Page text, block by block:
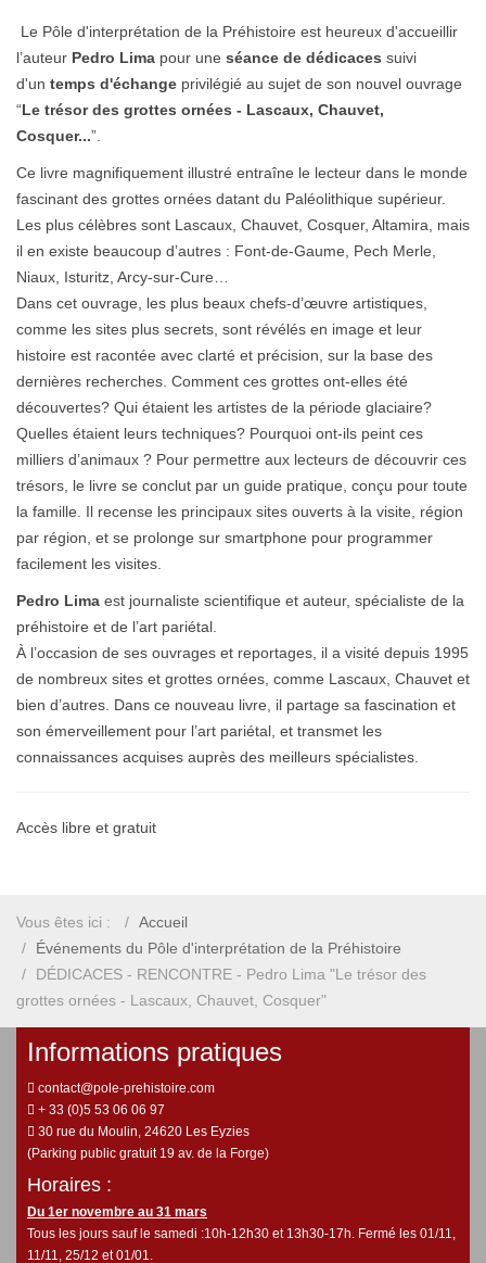
Le Pôle d'interprétation de la Préhistoire est heureux d'accueillir
l’auteur Pedro Lima pour une séance de dédicaces suivi
d'un temps d'échange privilégié au sujet de son nouvel ouvrage
“Le trésor des grottes ornées - Lascaux, Chauvet,
Cosquer...”.
Ce livre magnifiquement illustré entraîne le lecteur dans le monde
fascinant des grottes ornées datant du Paléolithique supérieur.
Les plus célèbres sont Lascaux, Chauvet, Cosquer, Altamira, mais
il en existe beaucoup d’autres : Font-de-Gaume, Pech Merle,
Niaux, Isturitz, Arcy-sur-Cure…
Dans cet ouvrage, les plus beaux chefs-d’œuvre artistiques,
comme les sites plus secrets, sont révélés en image et leur
histoire est racontée avec clarté et précision, sur la base des
dernières recherches. Comment ces grottes ont-elles été
découvertes? Qui étaient les artistes de la période glaciaire?
Quelles étaient leurs techniques? Pourquoi ont-ils peint ces
milliers d’animaux ? Pour permettre aux lecteurs de découvrir ces
trésors, le livre se conclut par un guide pratique, conçu pour toute
la famille. Il recense les principaux sites ouverts à la visite, région
par région, et se prolonge sur smartphone pour programmer
facilement les visites.
Pedro Lima est journaliste scientifique et auteur, spécialiste de la
préhistoire et de l’art pariétal.
À l’occasion de ses ouvrages et reportages, il a visité depuis 1995
de nombreux sites et grottes ornées, comme Lascaux, Chauvet et
bien d’autres. Dans ce nouveau livre, il partage sa fascination et
son émerveillement pour l’art pariétal, et transmet les
connaissances acquises auprès des meilleurs spécialistes.
Accès libre et gratuit
Vous êtes ici :
Accueil
Événements du Pôle d'interprétation de la Préhistoire
DÉDICACES - RENCONTRE - Pedro Lima "Le trésor des
grottes ornées - Lascaux, Chauvet, Cosquer"
Informations pratiques
contact@pole-prehistoire.com
+ 33 (0)5 53 06 06 97
30 rue du Moulin, 24620 Les Eyzies
(Parking public gratuit 19 av. de la Forge)
Horaires :
Du 1er novembre au 31 mars
Tous les jours sauf le samedi :10h-12h30 et 13h30-17h. Fermé les 01/11,
11/11, 25/12 et 01/01.